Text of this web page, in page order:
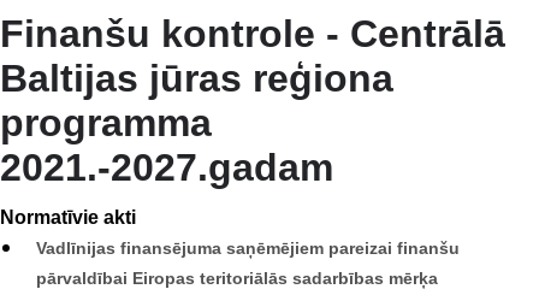
Finanšu kontrole - Centrālā
Baltijas jūras reģiona
programma
2021.-2027.gadam
Normatīvie akti
Vadlīnijas finansējuma saņēmējiem pareizai finanšu
pārvaldībai Eiropas teritoriālās sadarbības mērķa